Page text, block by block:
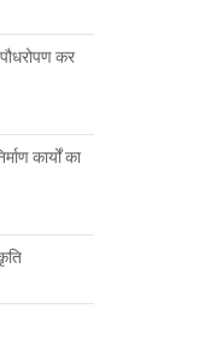
कर
कार्यों का